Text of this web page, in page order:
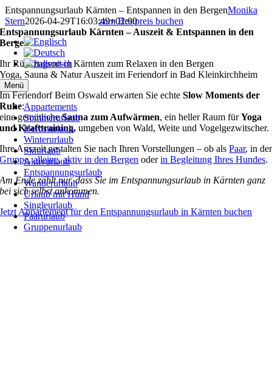
Zum
Inhalt
springen
zum Bestpreis buchen
Menü
Appartements
Sommerurlaub
Herbsturlaub
Winterurlaub
Skiurlaub
Aktivurlaub
Entspannungsurlaub
Wanderurlaub
Urlaub mit Hund
Singleurlaub
Paarurlaub
Gruppenurlaub
Entspannungsurlaub Kärnten – Entspannen in den BergenMonika
Stern2026-04-29T16:03:49+02:00
Entspannungsurlaub Kärnten – Auszeit & Entspannen in den
Bergen
Ihr Rückzugsort in Kärnten zum Relaxen in den Bergen
Yoga, Sauna & Natur Auszeit im Feriendorf in Bad Kleinkirchheim
Im Feriendorf Beim Oswald erwarten Sie echteSlow Moments der
Ruhe:
eine gemütlicheSauna zum Aufwärmen, ein heller Raum fürYoga
und Krafttraining,umgeben von Wald, Weite und Vogelgezwitscher.
Ihre Auszeit gestalten Sie nach Ihren Vorstellungen – ob alsPaar, in der
Gruppe,alleine,aktiv in den Bergen oderin Begleitung Ihres Hundes.
Am Ende zählt nur, dass Sie im Entspannungsurlaub in Kärnten ganz
bei sich selbst ankommen.
Jetzt Appartement für den Entspannungsurlaub in Kärnten buchen